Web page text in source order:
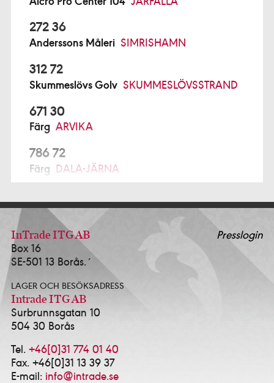
272 36
Anderssons Måleri SIMRISHAMN
312 72
Skummeslövs Golv SKUMMESLÖVSSTRAND
671 30
Färg ARVIKA
786 72
Färg DALA-JÄRNA
Prochroma AB Alcro Studio FALUN
ALFTA
Ekmans Hem & Färg
ALINGSÅS
K-Försäljning AB - Alcro Färg & Tapet Alingsås
0322-10114
Happy Homes / Färgtrend Alingsås AB
17381
Idé & Design Alingsås AB
ALVESTA
InTrade ITG AB
Box 16
SE-501 13 Borås.´
LAGER OCH BESÖKSADRESS
Intrade ITG AB
Surbrunnsgatan 10
504 30 Borås
Tel. +46[0]31 774 01 40
Fax. +46[0]31 13 39 37
E-mail: info@intrade.se
Presslogin